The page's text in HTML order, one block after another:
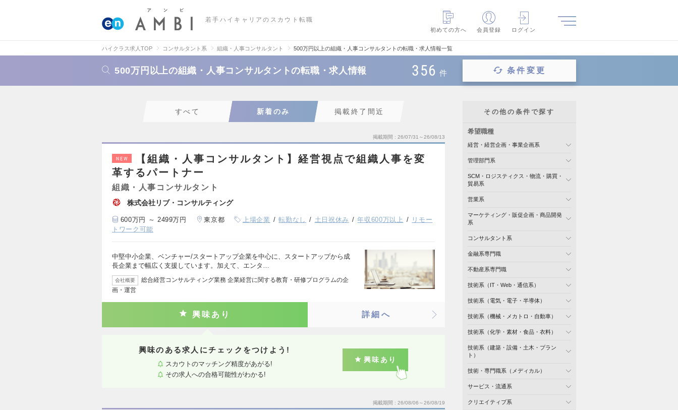
若手ハイキャリアのスカウト転職
初めての方へ
会員登録 ログイン
ハイクラス求人TOP コンサルタント系 組織・人事コンサルタント 500万円以上の組織・人事コンサルタントの転職・求人情報一覧
500万円以上の組織・人事コンサルタントの転職・求人情報 356 件 条件変更
すべて 新着のみ 掲載終了間近
掲載期間 26/07/31～26/08/13
NEW
【組織・人事コンサルタント】経営視点で組織人事を変
革するパートナー
組織・人事コンサルタント
株式会社リブ・コンサルティング
600万円 ～ 2499万円 東京都 上場企業 転勤なし 土日祝休み 年収600万以上
リモー
トワーク可能
中堅中小企業、ベンチャー/スタートアップ企業を中心に、スタートアップから成
長企業まで幅広く支援しています。加えて、エンタ…
会社概要
総合経営コンサルティング業務 企業経営に関する教育・研修プログラムの企
画・運営
興味あり 詳細へ
興味のある求人にチェックをつけよう!
スカウトのマッチング精度があがる!
その求人への合格可能性がわかる!
興味あり
掲載期間 26/08/06～26/08/19
その他の条件で探す
希望職種
経営・経営企画・事業企画系
管理部門系
SCM・ロジスティクス・物流・購買・
貿易系
営業系
マーケティング・販促企画・商品開発
系
コンサルタント系
金融系専門職
不動産系専門職
技術系（IT・Web・通信系）
技術系（電気・電子・半導体）
技術系（機械・メカトロ・自動車）
技術系（化学・素材・食品・衣料）
技術系（建築・設備・土木・プラン
ト）
技術・専門職系（メディカル）
サービス・流通系
クリエイティブ系